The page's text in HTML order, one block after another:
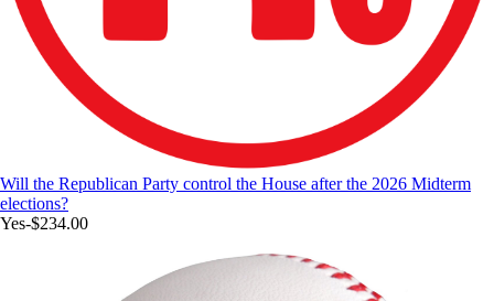
Will the Republican Party control the House after the 2026 Midterm
elections?
Yes-$234.00